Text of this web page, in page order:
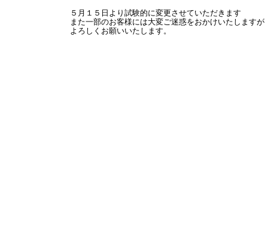
５月１５日より試験的に変更させていただきます
また一部のお客様には大変ご迷惑をおかけいたしますが
よろしくお願いいたします。